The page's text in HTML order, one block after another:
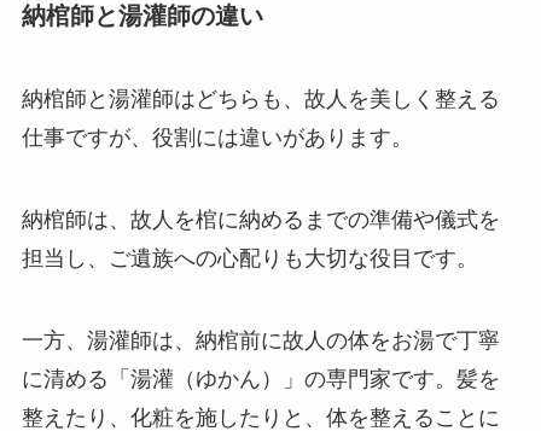
納棺師と湯灌師の違い
納棺師と湯灌師はどちらも、故人を美しく整える
仕事ですが、役割には違いがあります。
納棺師は、故人を棺に納めるまでの準備や儀式を
担当し、ご遺族への心配りも大切な役目です。
一方、湯灌師は、納棺前に故人の体をお湯で丁寧
に清める「湯灌（ゆかん）」の専門家です。髪を
整えたり、化粧を施したりと、体を整えることに